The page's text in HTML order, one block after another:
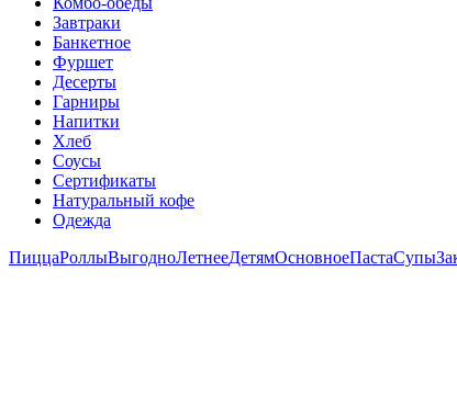
Завтраки
Банкетное
Фуршет
Десерты
Гарниры
Напитки
Хлеб
Соусы
Сертификаты
Натуральный кофе
Одежда
ПиццаРоллыВыгодноЛетнееДетямОсновноеПастаСупы